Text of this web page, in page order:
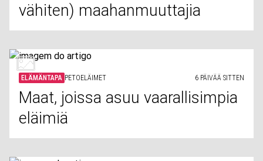
vähiten) maahanmuuttajia
ELÄMÄNTAPA PETOELÄIMET 6 PÄIVÄÄ SITTEN
Maat, joissa asuu vaarallisimpia
eläimiä